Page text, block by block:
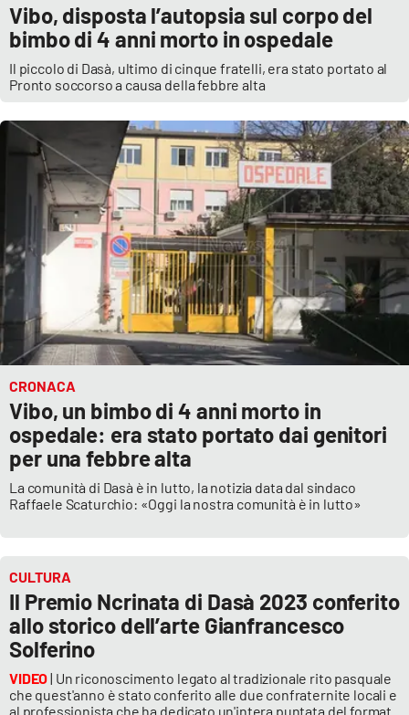
Vibo, disposta l’autopsia sul corpo del
bimbo di 4 anni morto in ospedale
Il piccolo di Dasà, ultimo di cinque fratelli, era stato portato al
Pronto soccorso a causa della febbre alta
CRONACA
Vibo, un bimbo di 4 anni morto in
ospedale: era stato portato dai genitori
per una febbre alta
La comunità di Dasà è in lutto, la notizia data dal sindaco
Raffaele Scaturchio: «Oggi la nostra comunità è in lutto»
CULTURA
Il Premio Ncrinata di Dasà 2023 conferito
allo storico dell’arte Gianfrancesco
Solferino
VIDEO| Un riconoscimento legato al tradizionale rito pasquale
che quest'anno è stato conferito alle due confraternite locali e
al professionista che ha dedicato un'intera puntata del format